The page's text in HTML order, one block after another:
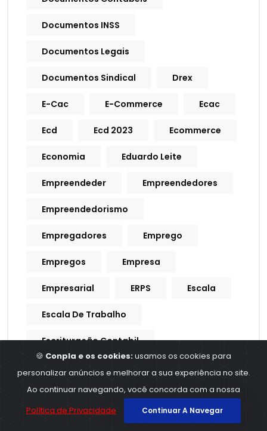
Documentos INSS
Documentos Legais
Documentos Sindical Drex
E-Cac E-Commerce Ecac
Ecd Ecd 2023 Ecommerce
Economia Eduardo Leite
Empreendeder Empreendedores
Empreendedorismo
Empregadores Emprego
Empregos Empresa
Empresarial ERPS Escala
Escala De Trabalho
Escrituração Contabil
Escrituração Contábil
Escrituração De Crédito
Escrituração Fiscal
🍪 Conpla e os cookies:usamos os cookies para
personalizar anúncios e melhorar a sua experiência no site.
Ao continuar navegando, você concorda com a nossa
Política de Privacidade
Continuar A Navegar